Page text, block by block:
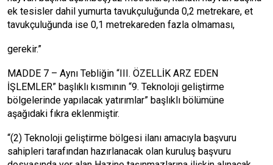
ek tesisler dahil yumurta tavukçuluğunda 0,2 metrekare, et
tavukçuluğunda ise 0,1 metrekareden fazla olmaması,
gerekir.”
MADDE 7 – Aynı Tebliğin “III. ÖZELLİK ARZ EDEN
İŞLEMLER” başlıklı kısmının “9. Teknoloji geliştirme
bölgelerinde yapılacak yatırımlar” başlıklı bölümüne
aşağıdaki fıkra eklenmiştir.
“(2) Teknoloji geliştirme bölgesi ilanı amacıyla başvuru
sahipleri tarafından hazırlanacak olan kuruluş başvuru